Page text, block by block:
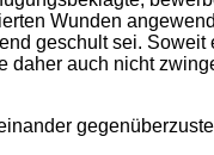
Wunden
geschult sei. Soweit
daher auch nicht